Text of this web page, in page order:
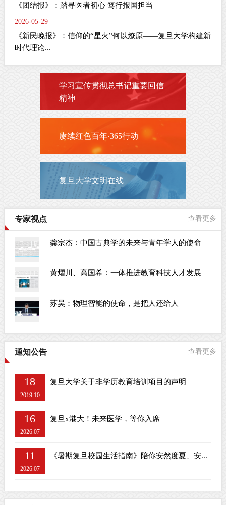
《团结报》：踏寻医者初心 笃行报国担当
2026-05-29
《新民晚报》：信仰的“星火”何以燎原——复旦大学构建新
时代理论...
学习宣传贯彻总书记重要回信
精神
赓续红色百年·365行动
复旦大学文明在线
专家视点 查看更多
龚宗杰：中国古典学的未来与青年学人的使命
黄熠川、高国希：一体推进教育科技人才发展
苏昊：物理智能的使命，是把人还给人
通知公告 查看更多
18
2019.10
复旦大学关于非学历教育培训项目的声明
16
2026.07
复旦x港大！未来医学，等你入席
11
2026.07
《暑期复旦校园生活指南》陪你安然度夏、安...